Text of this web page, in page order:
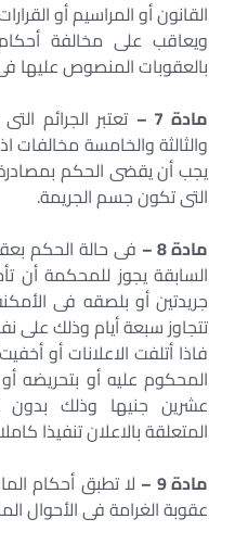
القانون أو المراسيم أو
ويعاقب على مخالفة أحكام
بالعقوبات المنصوص عليها
مادة 7 –
تعتبر الجرائم
والثالثة والخامسة مخالفات
يجب أن يقضى الحكم بمصادرة
التى تكون جسم الجريمة.
مادة 8 –
فى حالة الحكم
السابقة يجوز للمحكمة أن
جريدتين أو بلصقه فى
تتجاوز سبعة أيام وذلك على
فاذا أتلفت الاعلانات أو
المحكوم عليه أو بتحريضه
عشرين جنيها وذلك بدون
المتعلقة بالاعلان تنفيذا
مادة 9 –
عقوبة الغرامة فى الأحوال